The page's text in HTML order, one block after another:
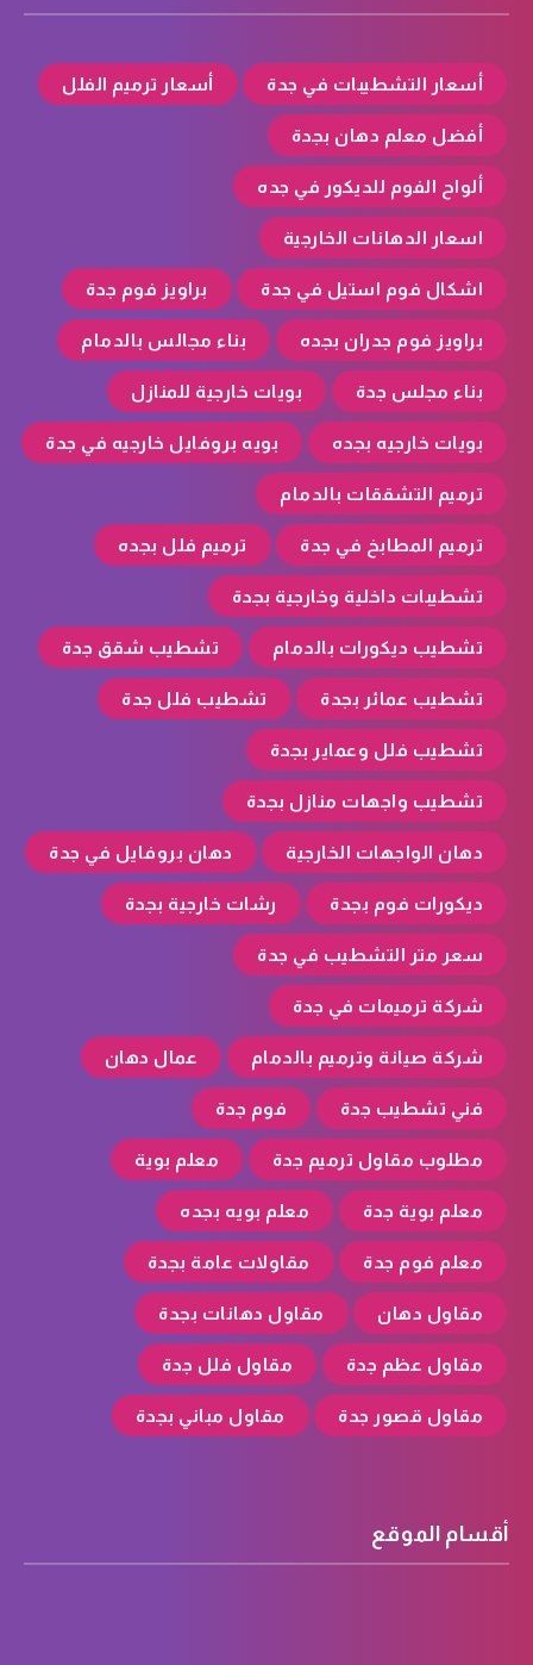
أسعار التشطيبات في جدة أسعار ترميم الفلل
أفضل معلم دهان بجدة
ألواح الفوم للديكور في جده
اسعار الدهانات الخارجية
اشكال فوم استيل في جدة براويز فوم جدة
براويز فوم جدران بجده بناء مجالس بالدمام
بناء مجلس جدة بويات خارجية للمنازل
بويات خارجيه بجده بويه بروفايل خارجيه في جدة
ترميم التشققات بالدمام
ترميم المطابخ في جدة ترميم فلل بجده
تشطيبات داخلية وخارجية بجدة
تشطيب ديكورات بالدمام تشطيب شقق جدة
تشطيب عمائر بجدة تشطيب فلل جدة
تشطيب فلل وعماير بجدة
تشطيب واجهات منازل بجدة
دهان الواجهات الخارجية دهان بروفايل في جدة
ديكورات فوم بجدة رشات خارجية بجدة
سعر متر التشطيب في جدة
شركة ترميمات في جدة
شركة صيانة وترميم بالدمام عمال دهان
فني تشطيب جدة فوم جدة
مطلوب مقاول ترميم جدة معلم بوية
معلم بوية جدة معلم بويه بجده
معلم فوم جدة مقاولات عامة بجدة
مقاول دهان مقاول دهانات بجدة
مقاول عظم جدة مقاول فلل جدة
مقاول قصور جدة مقاول مباني بجدة
أقسام الموقع